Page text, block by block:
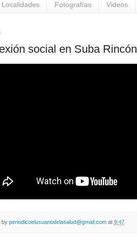
Localidades Fotografías Videos
social en Suba Rincón
by periodicoelusuariodelasalud@gmail.com at 9:47